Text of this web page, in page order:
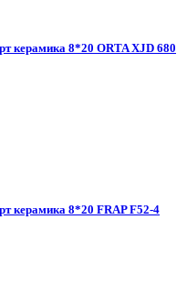
керамика 8*20 ORTA XJD 680
керамика 8*20 FRAP F52-4